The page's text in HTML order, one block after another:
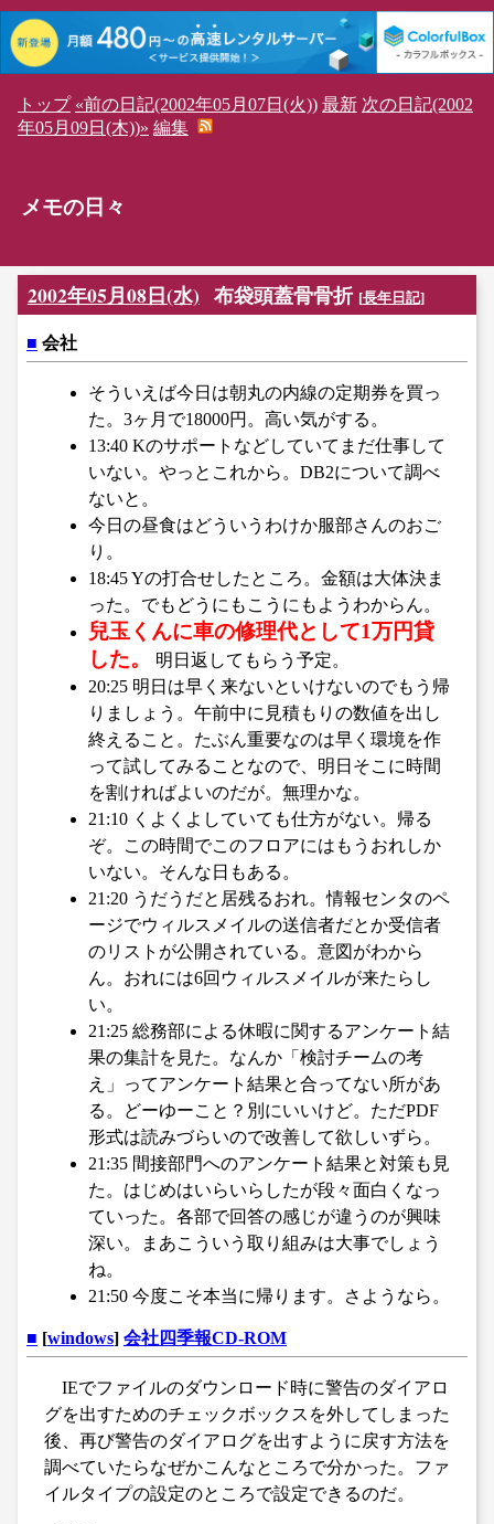
トップ «前の日記(2002年05月07日(火)) 最新 次の日記(2002
年05月09日(木))» 編集
メモの日々
2002年05月08日(水) 布袋頭蓋骨骨折 [長年日記]
■ 会社
そういえば今日は朝丸の内線の定期券を買っ
た。3ヶ月で18000円。高い気がする。
13:40 Kのサポートなどしていてまだ仕事して
いない。やっとこれから。DB2について調べ
ないと。
今日の昼食はどういうわけか服部さんのおご
り。
18:45 Yの打合せしたところ。金額は大体決ま
った。でもどうにもこうにもようわからん。
兒玉くんに車の修理代として1万円貸
した。
明日返してもらう予定。
20:25 明日は早く来ないといけないのでもう帰
りましょう。午前中に見積もりの数値を出し
終えること。たぶん重要なのは早く環境を作
って試してみることなので、明日そこに時間
を割ければよいのだが。無理かな。
21:10 くよくよしていても仕方がない。帰る
ぞ。この時間でこのフロアにはもうおれしか
いない。そんな日もある。
21:20 うだうだと居残るおれ。情報センタのペ
ージでウィルスメイルの送信者だとか受信者
のリストが公開されている。意図がわから
ん。おれには6回ウィルスメイルが来たらし
い。
21:25 総務部による休暇に関するアンケート結
果の集計を見た。なんか「検討チームの考
え」ってアンケート結果と合ってない所があ
る。どーゆーこと？別にいいけど。ただPDF
形式は読みづらいので改善して欲しいずら。
21:35 間接部門へのアンケート結果と対策も見
た。はじめはいらいらしたが段々面白くなっ
ていった。各部で回答の感じが違うのが興味
深い。まあこういう取り組みは大事でしょう
ね。
21:50 今度こそ本当に帰ります。さようなら。
■ [windows] 会社四季報CD-ROM
IEでファイルのダウンロード時に警告のダイアロ
グを出すためのチェックボックスを外してしまった
後、再び警告のダイアログを出すように戻す方法を
調べていたらなぜかこんなところで分かった。ファ
イルタイプの設定のところで設定できるのだ。